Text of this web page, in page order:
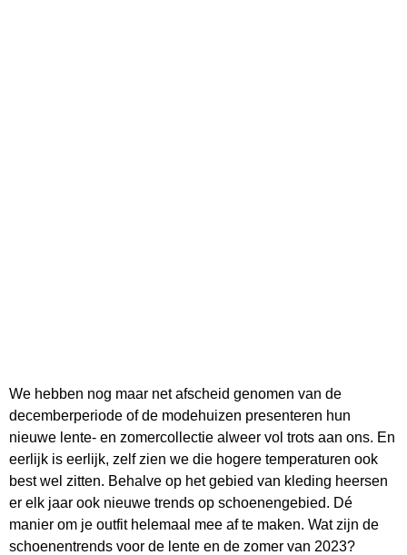
We hebben nog maar net afscheid genomen van de
decemberperiode of de modehuizen presenteren hun
nieuwe lente- en zomercollectie alweer vol trots aan ons. En
eerlijk is eerlijk, zelf zien we die hogere temperaturen ook
best wel zitten. Behalve op het gebied van kleding heersen
er elk jaar ook nieuwe trends op schoenengebied. Dé
manier om je outfit helemaal mee af te maken. Wat zijn de
schoenentrends voor de lente en de zomer van 2023?